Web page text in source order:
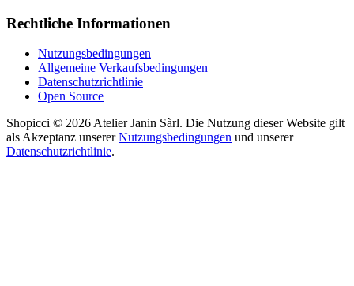
Rechtliche Informationen
Nutzungsbedingungen
Allgemeine Verkaufsbedingungen
Datenschutzrichtlinie
Open Source
Shopicci © 2026 Atelier Janin Sàrl. Die Nutzung dieser Website gilt
als Akzeptanz unsererNutzungsbedingungen und unserer
Datenschutzrichtlinie.